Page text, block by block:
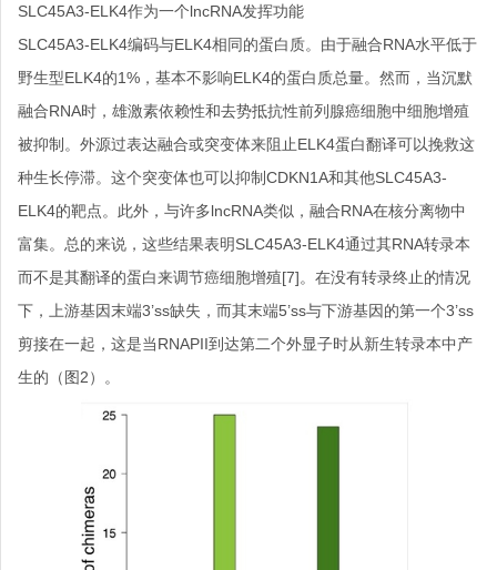
SLC45A3-ELK4作为一个lncRNA发挥功能
SLC45A3-ELK4编码与ELK4相同的蛋白质。 由于融合RNA水平低于
野生型ELK4的1% ， 基本不影响ELK4的蛋白质总量。然而，当沉默
融合RNA时，雄激素依赖性和去势抵抗性前列腺癌细胞中细胞增殖
被抑制。外源过表达融合或突变体来阻止ELK4蛋白翻译可以挽救这
种生长停滞。这个突变体也可以抑制CDKN1A和其他SLC45A3-
ELK4的靶点。此外，与许多lncRNA类似，融合RNA在核分离物中
富集。总的来说，这些结果表明SLC45A3-ELK4通过其RNA转录本
而不是其翻译的蛋白来调节癌细胞增殖[7]。 在没有转录终止的情况
下，上游基因末端3’ss缺失 ，而其末端5’ss与下游基因的第一个3’ss
剪接在一起，这是当RNAPII到达第二个外显子时从新生转录本中产
生的（ 图2）。